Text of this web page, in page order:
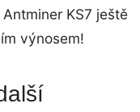
KS7 ještě
výnosem!